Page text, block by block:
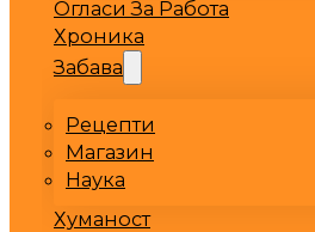
Огласи За Работа
Хроника
Забава
Рецепти
Магазин
Наука
Хуманост